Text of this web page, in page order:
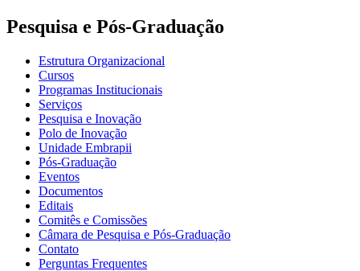
Pesquisa e Pós-Graduação
Estrutura Organizacional
Cursos
Programas Institucionais
Serviços
Pesquisa e Inovação
Polo de Inovação
Unidade Embrapii
Pós-Graduação
Eventos
Documentos
Editais
Comitês e Comissões
Câmara de Pesquisa e Pós-Graduação
Contato
Perguntas Frequentes